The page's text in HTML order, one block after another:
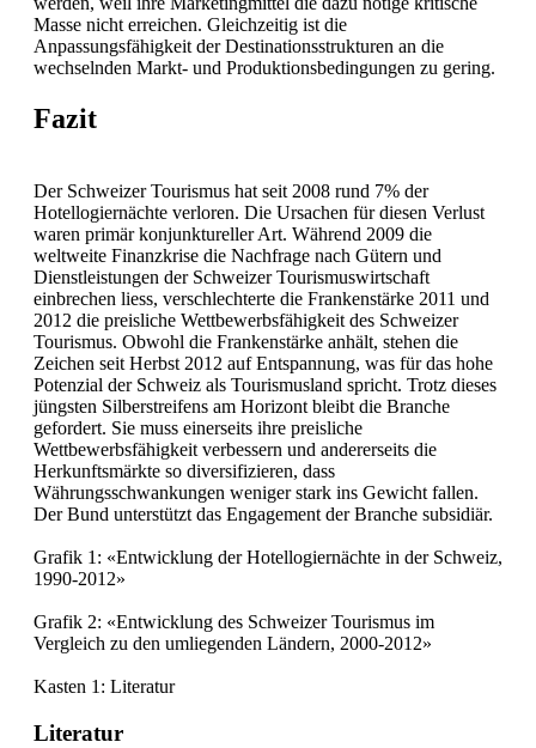
Masse nicht erreichen. Gleichzeitig ist die
Anpassungsfähigkeit der Destinationsstrukturen an die
wechselnden Markt- und Produktionsbedingungen zu gering.
Fazit
Der Schweizer Tourismus hat seit 2008 rund 7% der
Hotellogiernächte verloren. Die Ursachen für diesen Verlust
waren primär konjunktureller Art. Während 2009 die
weltweite Finanzkrise die Nachfrage nach Gütern und
Dienstleistungen der Schweizer Tourismuswirtschaft
einbrechen liess, verschlechterte die Frankenstärke 2011 und
2012 die preisliche Wettbewerbsfähigkeit des Schweizer
Tourismus. Obwohl die Frankenstärke anhält, stehen die
Zeichen seit Herbst 2012 auf Entspannung, was für das hohe
Potenzial der Schweiz als Tourismusland spricht. Trotz dieses
jüngsten Silberstreifens am Horizont bleibt die Branche
gefordert. Sie muss einerseits ihre preisliche
Wettbewerbsfähigkeit verbessern und andererseits die
Herkunftsmärkte so diversifizieren, dass
Währungsschwankungen weniger stark ins Gewicht fallen.
Der Bund unterstützt das Engagement der Branche subsidiär.
Grafik 1: «Entwicklung der Hotellogiernächte in der Schweiz,
1990-2012»
Grafik 2: «Entwicklung des Schweizer Tourismus im
Vergleich zu den umliegenden Ländern, 2000-2012»
Kasten 1: Literatur
Literatur